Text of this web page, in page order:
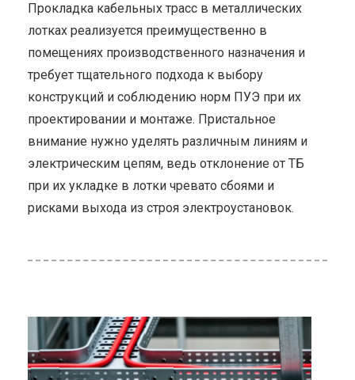
Прокладка кабельных трасс в металлических
лотках реализуется преимущественно в
помещениях производственного назначения и
требует тщательного подхода к выбору
конструкций и соблюдению норм ПУЭ при их
проектировании и монтаже. Пристальное
внимание нужно уделять различным линиям и
электрическим цепям, ведь отклонение от ТБ
при их укладке в лотки чревато сбоями и
рисками выхода из строя электроустановок.